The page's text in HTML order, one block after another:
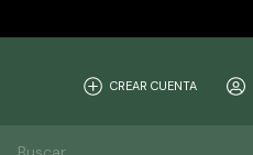
CREAR CUENTA